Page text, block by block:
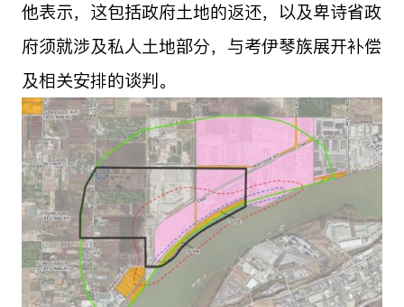
他表示，这包括政府土地的返还，以及卑诗省政
府须就涉及私人土地部分，与考伊琴族展开补偿
及相关安排的谈判。